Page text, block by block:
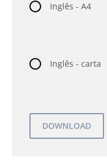
Inglês - A4
Inglês - carta